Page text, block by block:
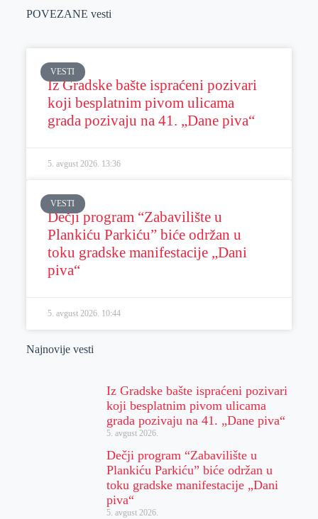
POVEZANE vesti
VESTI
Iz Gradske bašte ispraćeni pozivari
koji besplatnim pivom ulicama
grada pozivaju na 41. „Dane piva“
5. avgust 2026. 13:36
VESTI
Dečji program “Zabavilište u
Plankiću Parkiću” biće održan u
toku gradske manifestacije „Dani
piva“
5. avgust 2026. 10:44
Najnovije vesti
Iz Gradske bašte ispraćeni pozivari
koji besplatnim pivom ulicama
grada pozivaju na 41. „Dane piva“
5. avgust 2026.
Dečji program “Zabavilište u
Plankiću Parkiću” biće održan u
toku gradske manifestacije „Dani
piva“
5. avgust 2026.